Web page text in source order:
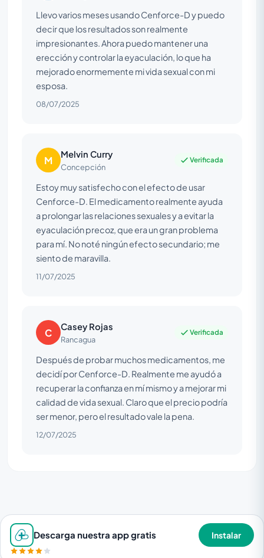
Llevo varios meses usando Cenforce-D y puedo
decir que los resultados son realmente
impresionantes. Ahora puedo mantener una
erección y controlar la eyaculación, lo que ha
mejorado enormemente mi vida sexual con mi
esposa.
08/07/2025
M Melvin Curry
Concepción
Verificada
Estoy muy satisfecho con el efecto de usar
Cenforce-D. El medicamento realmente ayuda
a prolongar las relaciones sexuales y a evitar la
eyaculación precoz, que era un gran problema
para mí. No noté ningún efecto secundario; me
siento de maravilla.
11/07/2025
C Casey Rojas
Rancagua
Verificada
Después de probar muchos medicamentos, me
decidí por Cenforce-D. Realmente me ayudó a
recuperar la confianza en mí mismo y a mejorar mi
calidad de vida sexual. Claro que el precio podría
ser menor, pero el resultado vale la pena.
12/07/2025
Descarga nuestra app gratis Instalar